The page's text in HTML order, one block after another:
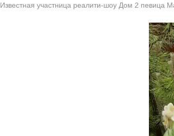
Известная участница реалити-шоу Дом 2 певица